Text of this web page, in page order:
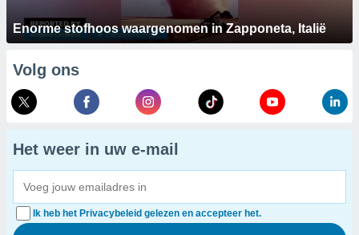
Enorme stofhoos waargenomen in Zapponeta, Italië
Volg ons
Het weer in uw e-mail
Ik heb het Privacybeleid gelezen en accepteer het.